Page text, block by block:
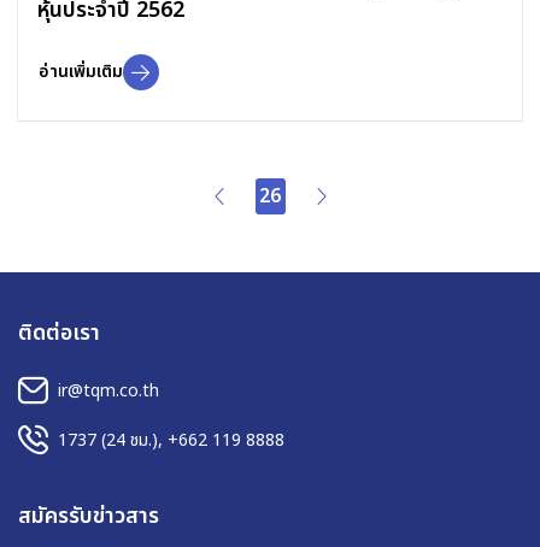
หุ้นประจำปี 2562
อ่านเพิ่มเติม
26
ติดต่อเรา
ir@tqm.co.th
1737(24 ชม.), +662 119 8888
สมัครรับข่าวสาร